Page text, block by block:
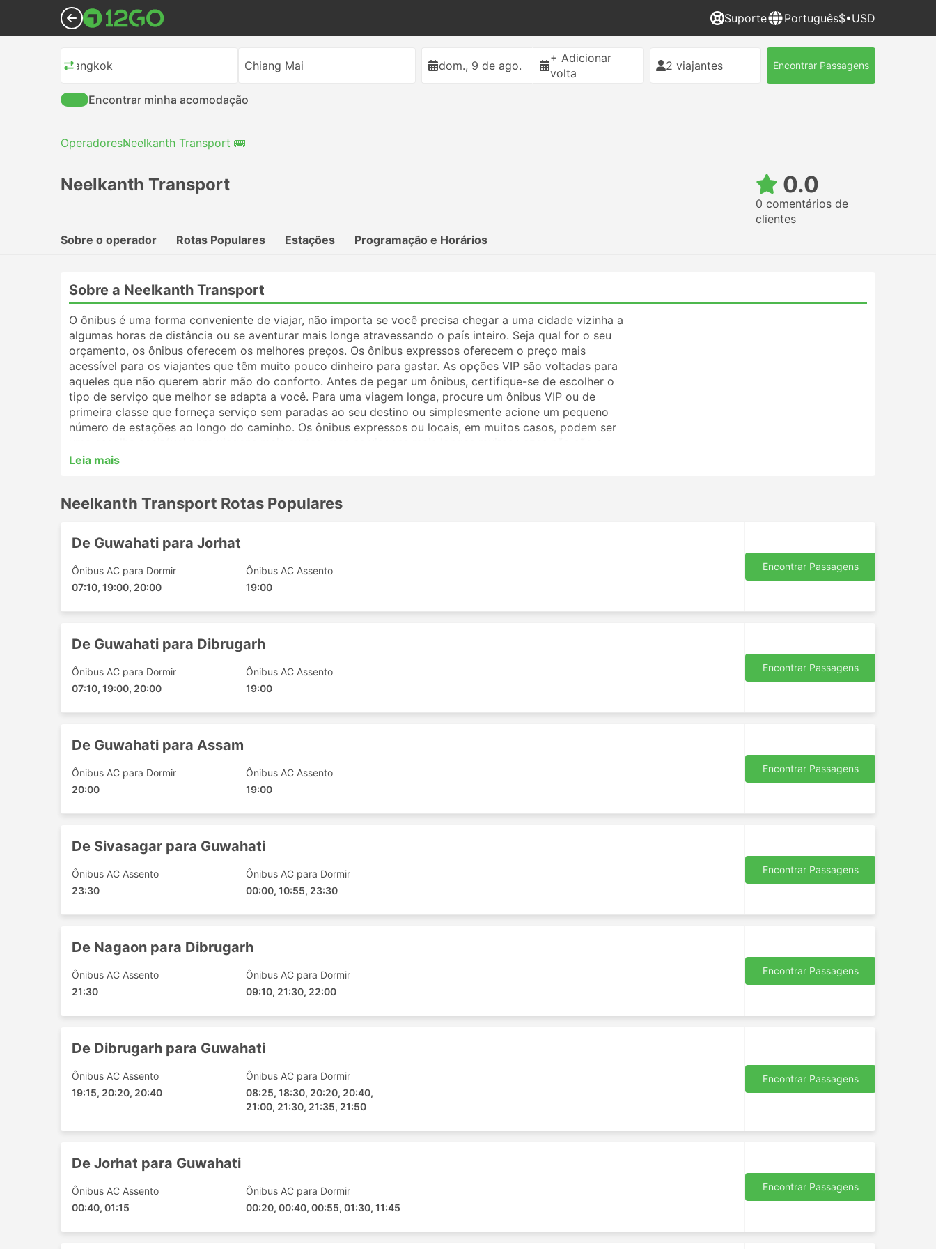
Suporte Português$•USD
Bangkok Chiang Mai dom., 9 de ago.
+ Adicionar
volta
2 viajantes Encontrar Passagens
Encontrar minha acomodação
OperadoresNeelkanth Transport 🚌
Neelkanth Transport 0.0
0 comentários de
clientes
Sobre o operador
Rotas Populares Estações Programação e Horários
Sobre a Neelkanth Transport
O ônibus é uma forma conveniente de viajar, não importa se você precisa chegar a uma cidade vizinha a
algumas horas de distância ou se aventurar mais longe atravessando o país inteiro. Seja qual for o seu
orçamento, os ônibus oferecem os melhores preços. Os ônibus expressos oferecem o preço mais
acessível para os viajantes que têm muito pouco dinheiro para gastar. As opções VIP são voltadas para
aqueles que não querem abrir mão do conforto. Antes de pegar um ônibus, certifique-se de escolher o
tipo de serviço que melhor se adapta a você. Para uma viagem longa, procure um ônibus VIP ou de
primeira classe que forneça serviço sem paradas ao seu destino ou simplesmente acione um pequeno
número de estações ao longo do caminho. Os ônibus expressos ou locais, em muitos casos, podem ser
melhor opção. Analise o cronograma antes de viajar, pois muitos destinos de longo curso são atendidos
viajantes irão ajudá-lo a escolher a melhor passagem e classe de ônibus.
Estações Populares da Neelkanth Transport
As principais estações contempladas pelos ônibus da Neelkanth Transport incluem:
Guwahati
Sibsagar
Dergaon
Dibrugarh
Moran
Naharkatia
populares:
Sivasagar - Guwahati
Guwahati - Sivasagar
Sivasagar - Nagaon
Assam - Guwahati
Jorhat - Guwahati
Nagaon - Sivasagar
Guwahati - Jorhat
Dibrugarh - Nagaon
Preços de Passagens e Classes de Ônibus da Neelkanth Transport
Uma das melhores coisas sobre viagens de ônibus é que você pode personalizar sua viagem, ajustado
diferentes necessidades dos viajantes. As viagens mais baratas são normalmente oferecidas por ônibus
Leia mais
Neelkanth Transport Rotas Populares
De Guwahati para Jorhat
Ônibus AC para Dormir
07:10, 19:00, 20:00
Ônibus AC Assento
19:00
Encontrar Passagens
De Guwahati para Dibrugarh
Ônibus AC para Dormir
07:10, 19:00, 20:00
Ônibus AC Assento
19:00
Encontrar Passagens
De Guwahati para Assam
Ônibus AC para Dormir
20:00
Ônibus AC Assento
19:00
Encontrar Passagens
De Sivasagar para Guwahati
Ônibus AC Assento
23:30
Ônibus AC para Dormir
00:00, 10:55, 23:30
Encontrar Passagens
De Nagaon para Dibrugarh
Ônibus AC Assento
21:30
Ônibus AC para Dormir
09:10, 21:30, 22:00
Encontrar Passagens
De Dibrugarh para Guwahati
Ônibus AC Assento
19:15, 20:20, 20:40
Ônibus AC para Dormir
08:25, 18:30, 20:20, 20:40,
21:00, 21:30, 21:35, 21:50
Encontrar Passagens
De Jorhat para Guwahati
Ônibus AC Assento
00:40, 01:15
Ônibus AC para Dormir
00:20, 00:40, 00:55, 01:30, 11:45
Encontrar Passagens